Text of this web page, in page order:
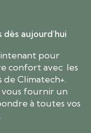
aujourd'hui
pour
confort avec les
de Climatech+.
fournir un
à toutes vos